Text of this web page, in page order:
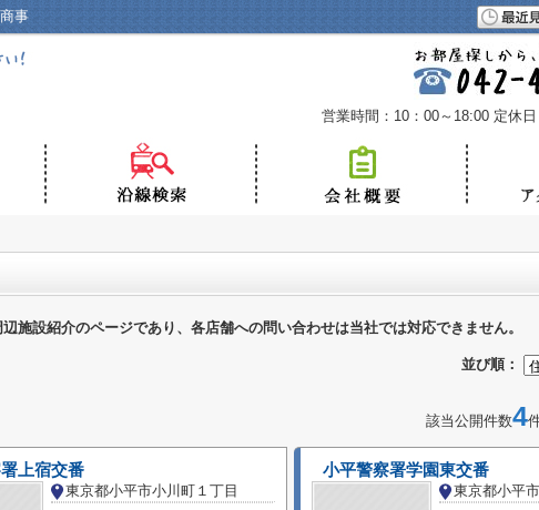
事
営業時間：10：00～18:00 定休
施設紹介のページであり、各店舗への問い合わせは当社では対応できません。
並び順：
該当公開件数4
上宿交番
東京都小平市小川町１丁目
小平警察署学園東交番
東京都小平